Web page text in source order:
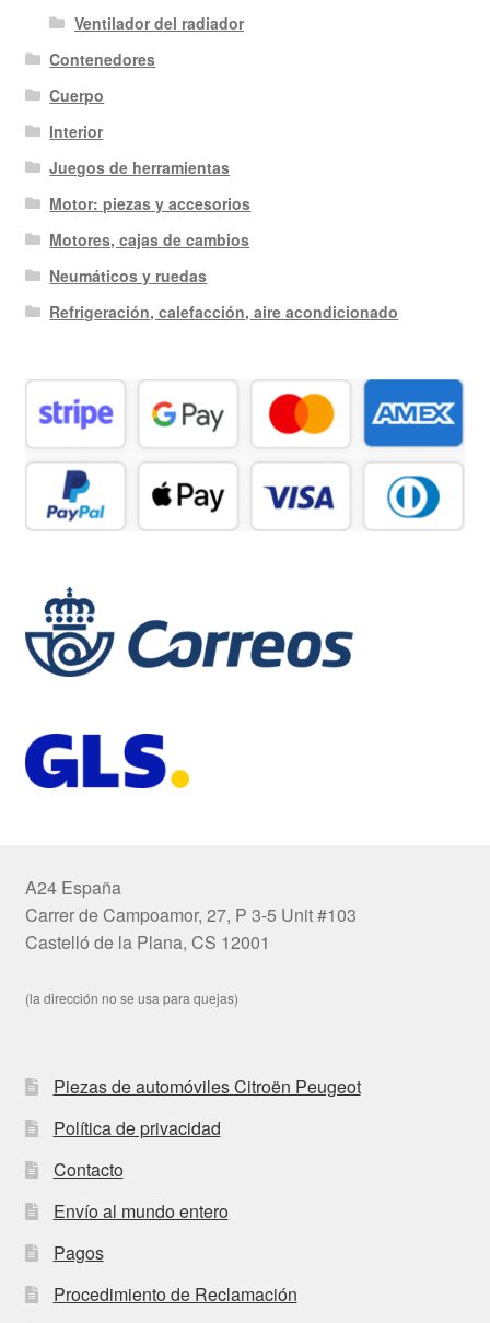
Ventilador del radiador
Contenedores
Cuerpo
Interior
Juegos de herramientas
Motor: piezas y accesorios
Motores, cajas de cambios
Neumáticos y ruedas
Refrigeración, calefacción, aire acondicionado
A24 España
Carrer de Campoamor, 27, P 3-5 Unit #103
Castelló de la Plana, CS 12001
(la dirección no se usa para quejas)
Piezas de automóviles Citroën Peugeot
Política de privacidad
Contacto
Envío al mundo entero
Pagos
Procedimiento de Reclamación